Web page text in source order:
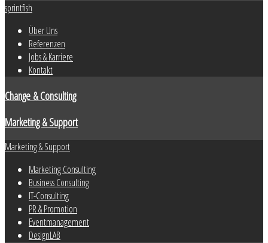
sprintfish
Über Uns
Referenzen
Jobs & Karriere
Kontakt
Change & Consulting
Marketing & Support
Marketing & Support
Marketing Consulting
Business Consulting
IT-Consulting
PR & Promotion
Eventmanagement
DesignLAB